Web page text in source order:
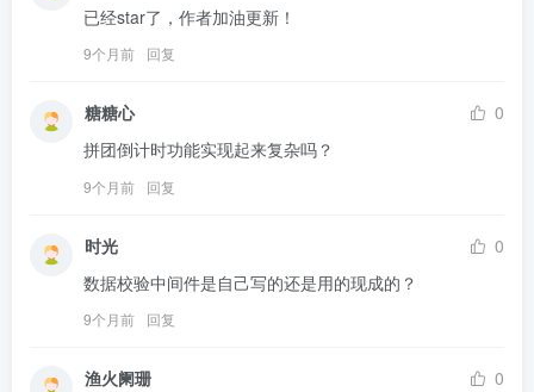
已经star了，作者加油更新！
9个月前 回复
糖糖心
0
拼团倒计时功能实现起来复杂吗？
9个月前 回复
时光
0
数据校验中间件是自己写的还是用的现成的？
9个月前 回复
渔火阑珊
0